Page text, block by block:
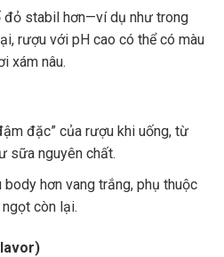
stabil hơn—ví dụ như trong
rượu với pH cao có thể có màu
xám nâu.
đặc” của rượu khi uống, từ
sữa nguyên chất.
hơn vang trắng, phụ thuộc
còn lại.